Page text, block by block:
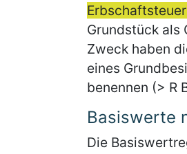
Erbschaftsteuer
Grundstück als
Zweck haben
eines
benennen (> R
Basiswerte
Die